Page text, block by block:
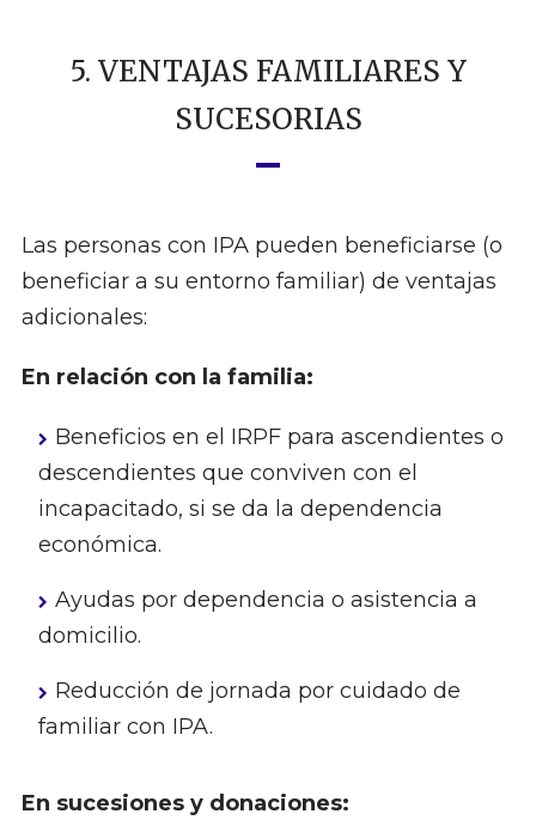
5. VENTAJAS FAMILIARES Y
SUCESORIAS
Las personas con IPA pueden beneficiarse (o
beneficiar a su entorno familiar) de ventajas
adicionales:
En relación con la familia:
Beneficios en el IRPF para ascendientes o
descendientes que conviven con el
incapacitado, si se da la dependencia
económica.
Ayudas por dependencia o asistencia a
domicilio.
Reducción de jornada por cuidado de
familiar con IPA.
En sucesiones y donaciones: